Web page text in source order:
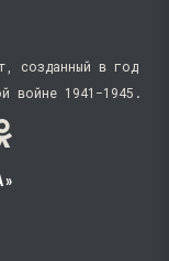
созданный в год
войне 1941−1945.